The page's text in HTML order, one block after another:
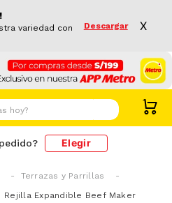
variedad con
Descargar X
Elegir
Terrazas y Parrillas
Rejilla Expandible Beef Maker